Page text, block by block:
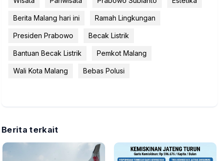
Berita Malang hari ini Ramah Lingkungan
Presiden Prabowo Becak Listrik
Bantuan Becak Listrik Pemkot Malang
Wali Kota Malang Bebas Polusi
Berita terkait